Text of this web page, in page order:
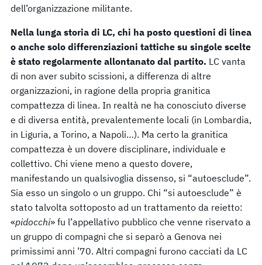
dell’organizzazione militante.
Nella lunga storia di LC, chi ha posto questioni di linea
o anche solo differenziazioni tattiche su singole scelte
è stato regolarmente allontanato dal partito. LC vanta
di non aver subito scissioni, a differenza di altre
organizzazioni, in ragione della propria granitica
compattezza di linea. In realtà ne ha conosciuto diverse
e di diversa entità, prevalentemente locali (in Lombardia,
in Liguria, a Torino, a Napoli…). Ma certo la granitica
compattezza è un dovere disciplinare, individuale e
collettivo. Chi viene meno a questo dovere,
manifestando un qualsivoglia dissenso, si “autoesclude”.
Sia esso un singolo o un gruppo. Chi “si autoesclude” è
stato talvolta sottoposto ad un trattamento da reietto:
«pidocchi» fu l’appellativo pubblico che venne riservato a
un gruppo di compagni che si separò a Genova nei
primissimi anni ’70. Altri compagni furono cacciati da LC